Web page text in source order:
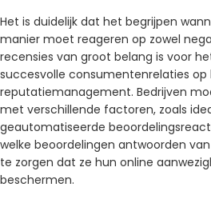
Het is duidelijk dat het begrijpen
manier moet reageren op zowel
recensies van groot belang is voor
succesvolle consumentenrelaties
reputatiemanagement. Bedrijven
met verschillende factoren, zoals
geautomatiseerde
welke beoordelingen antwoorden
te zorgen dat ze hun online
beschermen.